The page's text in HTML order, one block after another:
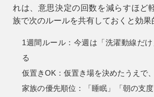
れは、意思決定の回数を減らすほど
族で次のルールを共有しておくと効果
1週間ルール： 今週は「洗濯動線だ
る
仮置きOK： 仮置き場を決めたうえで
家族の優先順位：
「睡眠」「朝の支